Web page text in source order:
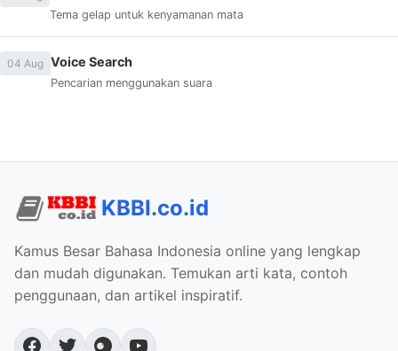
Tema gelap untuk kenyamanan mata
04 Aug Voice Search
Pencarian menggunakan suara
KBBI.co.id
Kamus Besar Bahasa Indonesia online yang lengkap
dan mudah digunakan. Temukan arti kata, contoh
penggunaan, dan artikel inspiratif.